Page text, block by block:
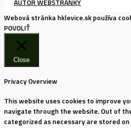
Webová stránka hklevice.sk používa
POVOLIŤ
Close
Privacy Overview
This website uses cookies to improve
navigate through the website. Out of
categorized as necessary are stored